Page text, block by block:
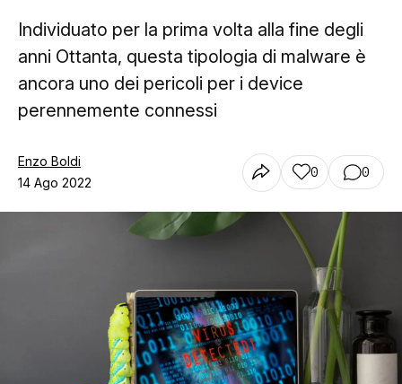
Chi siamo
Contatti
Individuato per la prima volta alla fine degli
anni Ottanta, questa tipologia di malware è
ancora uno dei pericoli per i device
perennemente connessi
Enzo Boldi
14 Ago 2022
0 0